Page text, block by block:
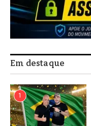
Em destaque
1